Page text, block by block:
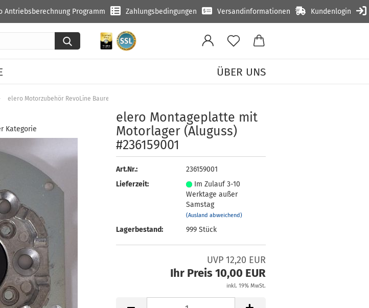
Kundenlogin
Versandinformationen
Zahlungsbedingungen
Antriebsberechnung Programm
Suche...
ÜBER UNS
elero Motorzubehör RevoLine Baureihe M - Ø 45 mm
Kategorie
elero Mon­ta­ge­plat­te mit
Mo­tor­la­ger (Alu­guss)
#236159001
Art.Nr.:
236159001
Lieferzeit:
Im Zulauf 3-10
Werktage außer
Samstag
(Ausland abweichend)
Lagerbestand: 999 Stück
UVP 12,20 EUR
Ihr Preis 10,00 EUR
inkl. 19% MwSt.